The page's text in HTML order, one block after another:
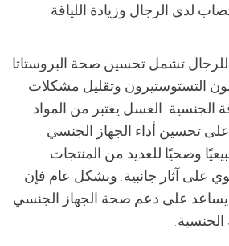
لدى الرجال وزيادة اللياقة
تشمل تحسين صحة البروستاتا
التستوستيرون وتقليل مشكلات
الجنسية. العسل يعتبر من المواد
على تحسين أداء الجهاز الجنسي
وصحيًا للعديد من المنتجات
على آثار جانبية. وبشكل عام فإن
يساعد على دعم صحة الجهاز الجنسي
الجنسية.